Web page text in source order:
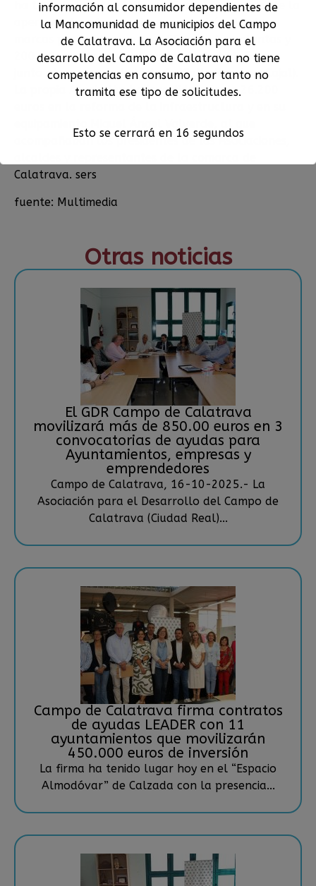
ha trabajado estos últimos años en hacer posible la
apertura de este espacio, que reunirá a las tres
marcas protegidas, en un edificio de tres plantas y
200 m2, cedido por el Ayuntamiento bolañego,
junto al parque de la Victoria (Calle Ramón y Cajal).
La propia Asociación ha invertido más de 26.200
acompañaban los presidentes de las Asociaciones,
Calatrava. sers
fuente: Multimedia
Otras noticias
El GDR Campo de Calatrava
movilizará más de 850.00 euros en 3
convocatorias de ayudas para
Ayuntamientos, empresas y
emprendedores
Campo de Calatrava, 16-10-2025.- La
Asociación para el Desarrollo del Campo de
Calatrava (Ciudad Real)...
Campo de Calatrava firma contratos
de ayudas LEADER con 11
ayuntamientos que movilizarán
450.000 euros de inversión
La firma ha tenido lugar hoy en el “Espacio
Almodóvar” de Calzada con la presencia...
información al consumidor dependientes de
la Mancomunidad de municipios del Campo
de Calatrava. La Asociación para el
desarrollo del Campo de Calatrava no tiene
competencias en consumo, por tanto no
tramita ese tipo de solicitudes.
Esto se cerrará en 15 segundos